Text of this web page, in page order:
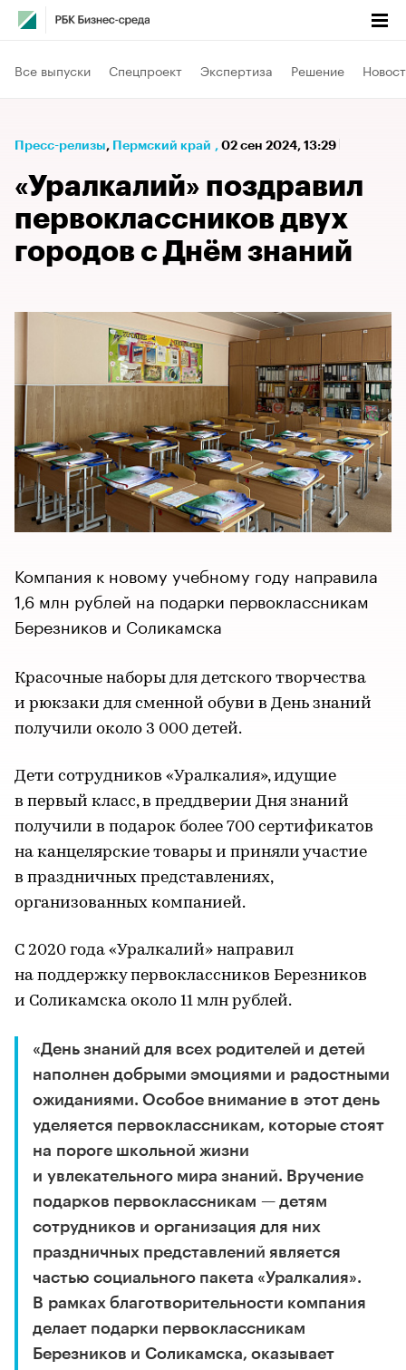
Все выпуски Спецпроект Экспертиза Решение
Пресс-релизы⁠, Пермский край , 02 сен 2024, 13:29
«Уралкалий» поздравил
первоклассников двух
городов с Днём знаний
Компания к новому учебному году направила
1,6 млн рублей на подарки первоклассникам
Березников и Соликамска
Красочные наборы для детского творчества
и рюкзаки для сменной обуви в День знаний
получили около 3 000 детей.
Дети сотрудников «Уралкалия», идущие
в первый класс, в преддверии Дня знаний
получили в подарок более 700 сертификатов
на канцелярские товары и приняли участие
в праздничных представлениях,
организованных компанией.
С 2020 года «Уралкалий» направил
на поддержку первоклассников Березников
и Соликамска около 11 млн рублей.
«День знаний для всех родителей и детей
наполнен добрыми эмоциями и радостными
ожиданиями. Особое внимание в этот день
уделяется первоклассникам, которые стоят
на пороге школьной жизни
и увлекательного мира знаний. Вручение
подарков первоклассникам — детям
сотрудников и организация для них
праздничных представлений является
частью социального пакета «Уралкалия».
В рамках благотворительности компания
делает подарки первоклассникам
Березников и Соликамска, оказывает